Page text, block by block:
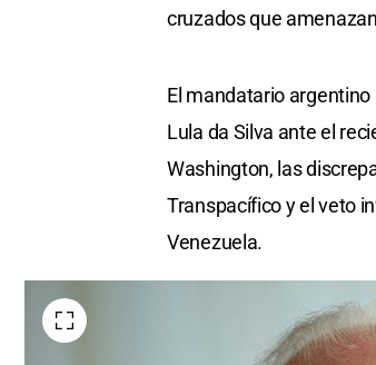
cruzados que
El mandatario
Lula da Silva ante el
Washington, las
Transpacífico y el veto
Venezuela.